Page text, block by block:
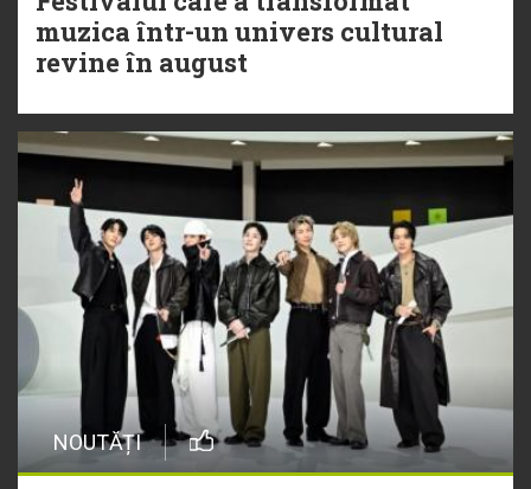
muzica într-un univers cultural
revine în august
NOUTĂȚI